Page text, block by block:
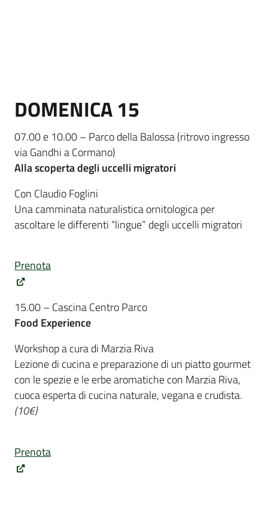
DOMENICA 15
07.00 e 10.00 – Parco della Balossa (ritrovo ingresso
via Gandhi a Cormano)
Alla scoperta degli uccelli migratori
Con Claudio Foglini
Una camminata naturalistica ornitologica per
ascoltare le differenti “lingue” degli uccelli migratori
Prenota
15.00 – Cascina Centro Parco
Food Experience
Workshop a cura di Marzia Riva
Lezione di cucina e preparazione di un piatto gourmet
con le spezie e le erbe aromatiche con Marzia Riva,
cuoca esperta di cucina naturale, vegana e crudista.
(10€)
Prenota